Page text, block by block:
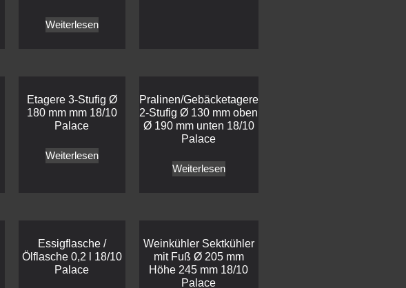
Weiterlesen
Etagere 3-Stufig Ø
180 mm mm 18/10
Palace
Weiterlesen
Pralinen/Gebäcketagere
2-Stufig Ø 130 mm oben
Ø 190 mm unten 18/10
Palace
Weiterlesen
Essigflasche /
Ölflasche 0,2 l 18/10
Palace
Weinkühler Sektkühler
mit Fuß Ø 205 mm
Höhe 245 mm 18/10
Palace